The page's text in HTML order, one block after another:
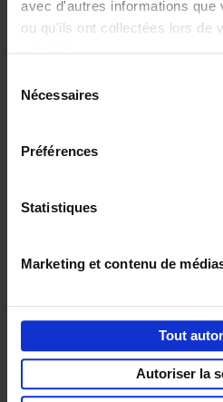
avec d'autres informations que
ou qu'ils ont collectées lors de
Nécessaires
Préférences
Statistiques
Marketing et contenu de
Tout
Autoriser la
Content
Ajouter